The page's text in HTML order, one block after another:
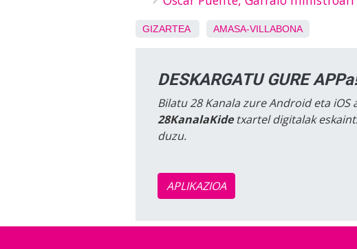
GIZARTEA AMASA-VILLABONA
DESKARGATU GURE APPa!
Bilatu 28 Kanala zure Android eta
28KanalaKidetxartel digitalak
duzu.
APLIKAZIOA